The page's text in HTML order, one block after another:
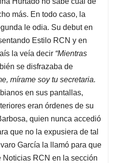
a
d
s
más. En todo caso, la
le odia. Su debut en
Estilo RCN y en
la veía decir “Mientras
se disfrazaba de
mírame soy tu secretaria.
en sus pantallas,
eran órdenes de su
quien nunca accedió
que no la expusiera de tal
García la llamó para que
Noticias RCN en la sección